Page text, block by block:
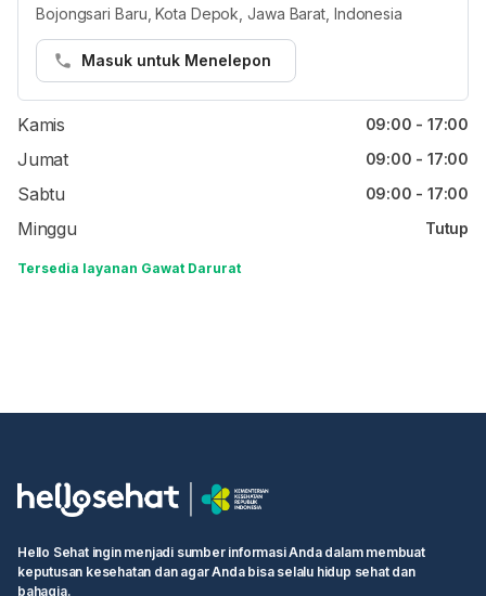
Bojongsari Baru, Kota Depok, Jawa Barat, Indonesia
Masuk untuk Menelepon
Senin 09:00 - 17:00
Selasa
Kamis 09:00 - 17:00
Jumat 09:00 - 17:00
Sabtu 09:00 - 17:00
Minggu Tutup
Tersedia layanan Gawat Darurat
Hello Sehat ingin menjadi sumber informasi Anda dalam membuat
keputusan kesehatan dan agar Anda bisa selalu hidup sehat dan
bahagia.